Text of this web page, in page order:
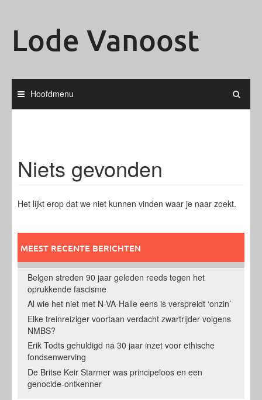
Lode Vanoost
Hoofdmenu
Niets gevonden
Het lijkt erop dat we niet kunnen vinden waar je naar zoekt.
Zoeken
naar:
MEEST RECENTE BERICHTEN
Belgen streden 90 jaar geleden reeds tegen het
oprukkende fascisme
Al wie het niet met N-VA-Halle eens is verspreidt ‘onzin’
Elke treinreiziger voortaan verdacht zwartrijder volgens
NMBS?
Erik Todts gehuldigd na 30 jaar inzet voor ethische
fondsenwerving
De Britse Keir Starmer was principeloos en een
genocide-ontkenner